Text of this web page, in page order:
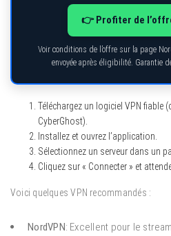
👉 Profiter de
Voir conditions de l’offre sur la page
envoyée après éligibilité. Garantie
Téléchargez un logiciel VPN fiable
CyberGhost).
Installez et ouvrez l’application.
Sélectionnez un serveur dans un
Cliquez sur « Connecter » et
Voici quelques VPN recommandés :
NordVPN: Excellent pour le